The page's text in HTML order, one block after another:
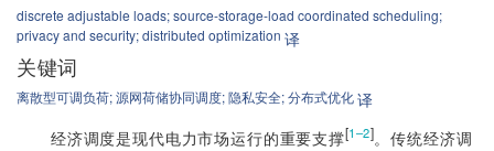
discrete adjustable loads;source-storage-load coordinated scheduling;
privacy and security;distributed optimization 译
关键词
离散型可调负荷;源网荷储协同调度;隐私安全;分布式优化译
经济调度是现代电力市场运行的重要支撑[1–2]。传统经济调